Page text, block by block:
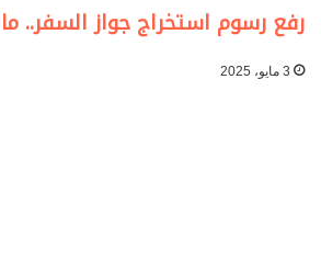
رفع رسوم استخراج جواز السفر..
3 مايو، 2025